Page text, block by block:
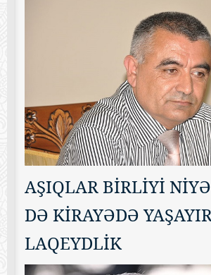
AŞIQLAR BİRLİYİ
DƏ KİRAYƏDƏ
LAQEYDLİK